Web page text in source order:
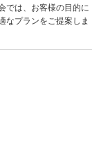
では、お客様の目的に
なプランをご提案しま